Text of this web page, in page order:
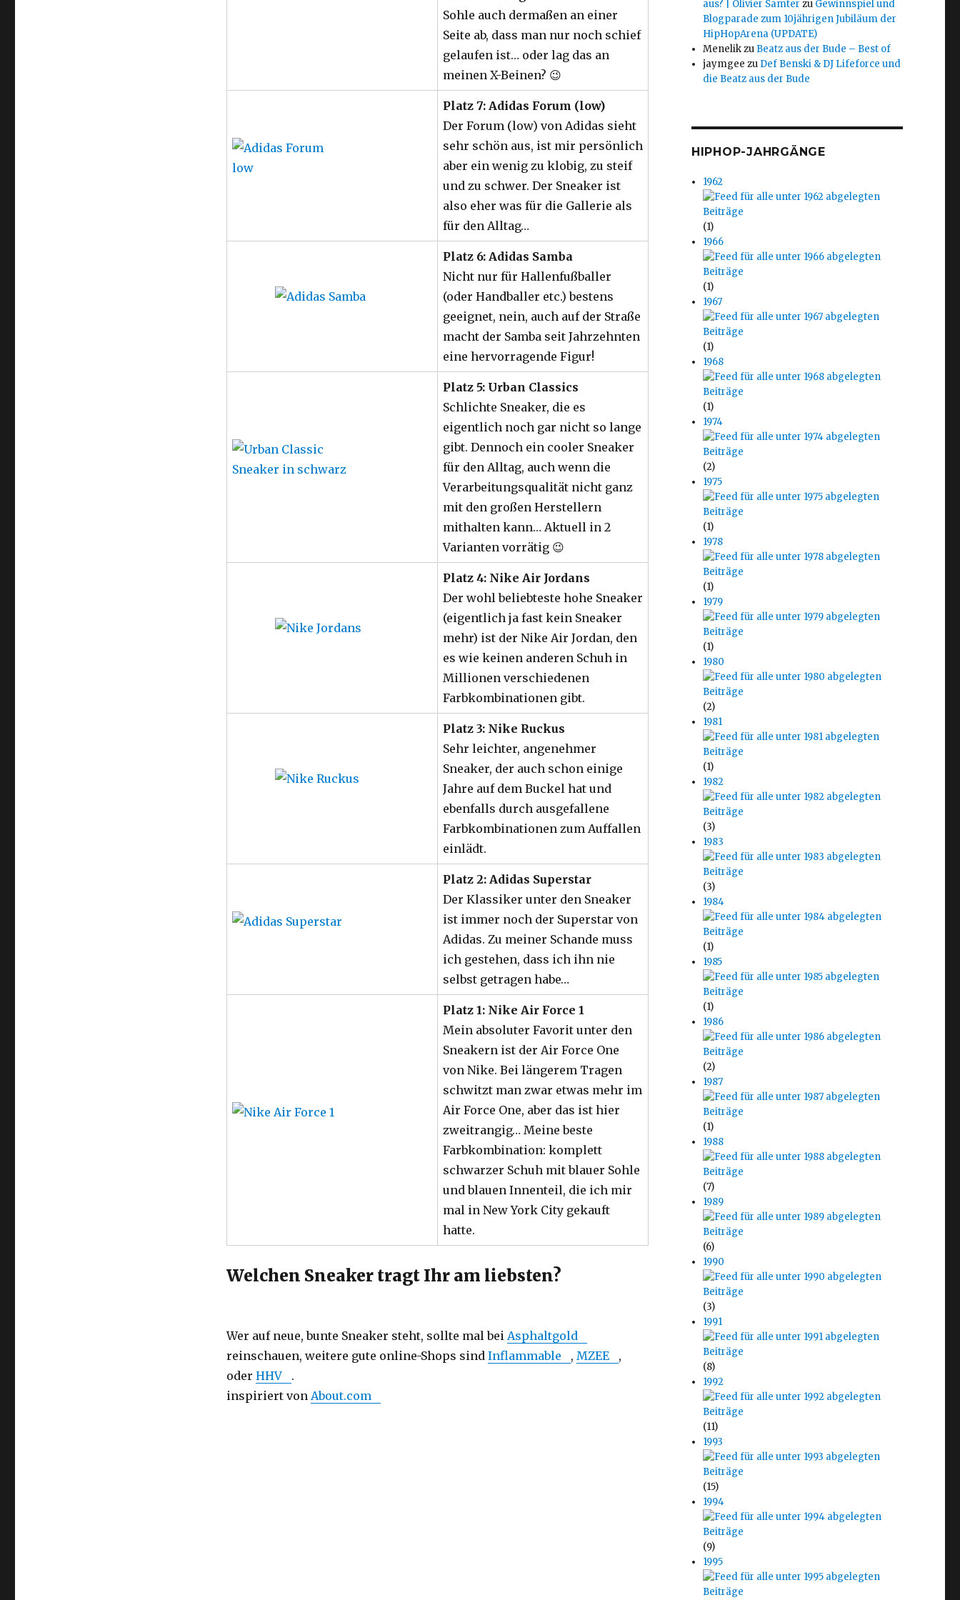
Sohle auch dermaßen an einer
Seite ab, dass man nur noch schief
gelaufen ist… oder lag das an
meinen X-Beinen? 😉
Platz 7: Adidas Forum (low)
Der Forum (low) von Adidas sieht
sehr schön aus, ist mir persönlich
aber ein wenig zu klobig, zu steif
und zu schwer. Der Sneaker ist
also eher was für die Gallerie als
für den Alltag…
Platz 6: Adidas Samba
Nicht nur für Hallenfußballer
(oder Handballer etc.) bestens
geeignet, nein, auch auf der Straße
macht der Samba seit Jahrzehnten
eine hervorragende Figur!
Platz 5: Urban Classics
Schlichte Sneaker, die es
eigentlich noch gar nicht so lange
gibt. Dennoch ein cooler Sneaker
für den Alltag, auch wenn die
Verarbeitungsqualität nicht ganz
mit den großen Herstellern
mithalten kann… Aktuell in 2
Varianten vorrätig 😉
Platz 4: Nike Air Jordans
Der wohl beliebteste hohe Sneaker
(eigentlich ja fast kein Sneaker
mehr) ist der Nike Air Jordan, den
es wie keinen anderen Schuh in
Millionen verschiedenen
Farbkombinationen gibt.
Platz 3: Nike Ruckus
Sehr leichter, angenehmer
Sneaker, der auch schon einige
Jahre auf dem Buckel hat und
ebenfalls durch ausgefallene
Farbkombinationen zum Auffallen
einlädt.
Platz 2: Adidas Superstar
Der Klassiker unter den Sneaker
ist immer noch der Superstar von
Adidas. Zu meiner Schande muss
ich gestehen, dass ich ihn nie
selbst getragen habe…
Platz 1: Nike Air Force 1
Mein absoluter Favorit unter den
Sneakern ist der Air Force One
von Nike. Bei längerem Tragen
schwitzt man zwar etwas mehr im
Air Force One, aber das ist hier
zweitrangig… Meine beste
Farbkombination: komplett
schwarzer Schuh mit blauer Sohle
und blauen Innenteil, die ich mir
mal in New York City gekauft
hatte.
Welchen Sneaker tragt Ihr am liebsten?
Wer auf neue, bunte Sneaker steht, sollte mal bei Asphaltgold
reinschauen, weitere gute online-Shops sind Inflammable , MZEE
,
oder HHV
.
inspiriert von About.com
aus? | Olivier Samter zu Gewinnspiel und
Blogparade zum 10jährigen Jubiläum der
HipHopArena (UPDATE)
Menelikzu Beatz aus der Bude – Best of
jaymgee zu Def Benski & DJ Lifeforce und
die Beatz aus der Bude
HIPHOP-JAHRGÄNGE
1962
(1)
1966
(1)
1967
(1)
1968
(1)
1974
(2)
1975
(1)
1978
(1)
1979
(1)
1980
(2)
1981
(1)
1982
(3)
1983
(3)
1984
(1)
1985
(1)
1986
(2)
1987
(1)
1988
(7)
1989
(6)
1990
(3)
1991
(8)
1992
(11)
1993
(15)
1994
(9)
1995